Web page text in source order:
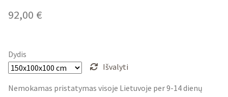
92,00 €
Dydis
Išvalyti
Nemokamas pristatymas visoje Lietuvoje per 9-14 dienų